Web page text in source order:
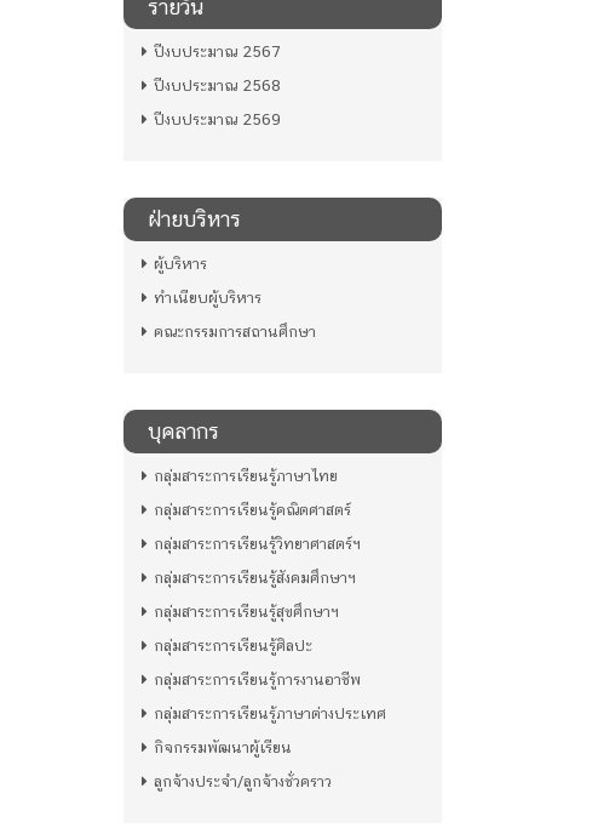
รายวัน
ปีงบประมาณ 2567
ปีงบประมาณ 2568
ปีงบประมาณ 2569
ฝ่ายบริหาร
ผู้บริหาร
ทำเนียบผู้บริหาร
คณะกรรมการสถานศึกษา
บุคลากร
กลุ่มสาระการเรียนรู้ภาษาไทย
กลุ่มสาระการเรียนรู้คณิตศาสตร์
กลุ่มสาระการเรียนรู้วิทยาศาสตร์ฯ
กลุ่มสาระการเรียนรู้สังคมศึกษาฯ
กลุ่มสาระการเรียนรู้สุขศึกษาฯ
กลุ่มสาระการเรียนรู้ศิลปะ
กลุ่มสาระการเรียนรู้การงานอาชีพ
กลุ่มสาระการเรียนรู้ภาษาต่างประเทศ
กิจกรรมพัฒนาผู้เรียน
ลูกจ้างประจำ/ลูกจ้างชั่วคราว